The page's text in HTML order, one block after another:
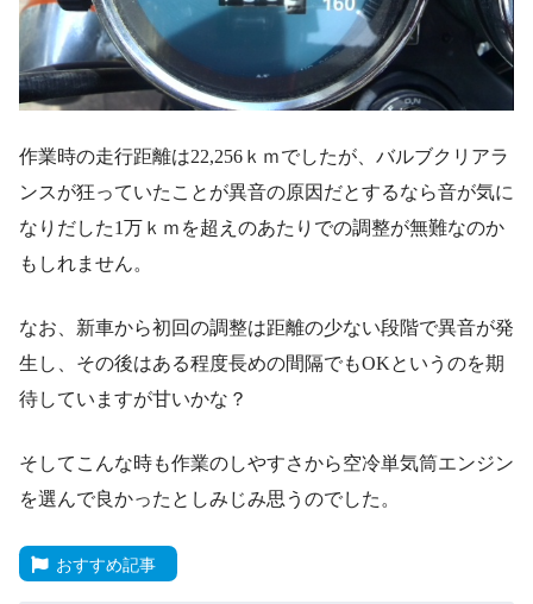
作業時の走行距離は22,256ｋｍでしたが、バルブクリアラ
ンスが狂っていたことが異音の原因だとするなら音が気に
なりだした1万ｋｍを超えのあたりでの調整が無難なのか
もしれません。
なお、新車から初回の調整は距離の少ない段階で異音が発
生し、その後はある程度長めの間隔でもOKというのを期
待していますが甘いかな？
そしてこんな時も作業のしやすさから空冷単気筒エンジン
を選んで良かったとしみじみ思うのでした。
おすすめ記事